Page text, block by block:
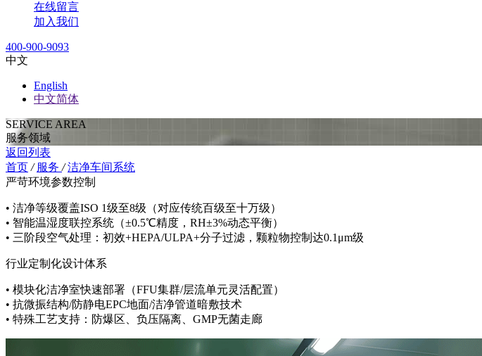
在线留言
加入我们
400-900-9093
中文
English
中文简体
SERVICE AREA
服务领域
返回列表
首页 / 服务 / 洁净车间系统
严苛环境参数控制
• 洁净等级覆盖ISO 1级至8级（对应传统百级至十万级）
• 智能温湿度联控系统（±0.5℃精度，RH±3%动态平衡）
• 三阶段空气处理：初效+HEPA/ULPA+分子过滤，颗粒物控制达0.1μm级
行业定制化设计体系
• 模块化洁净室快速部署（FFU集群/层流单元灵活配置）
• 抗微振结构/防静电EPC地面/洁净管道暗敷技术
• 特殊工艺支持：防爆区、负压隔离、GMP无菌走廊